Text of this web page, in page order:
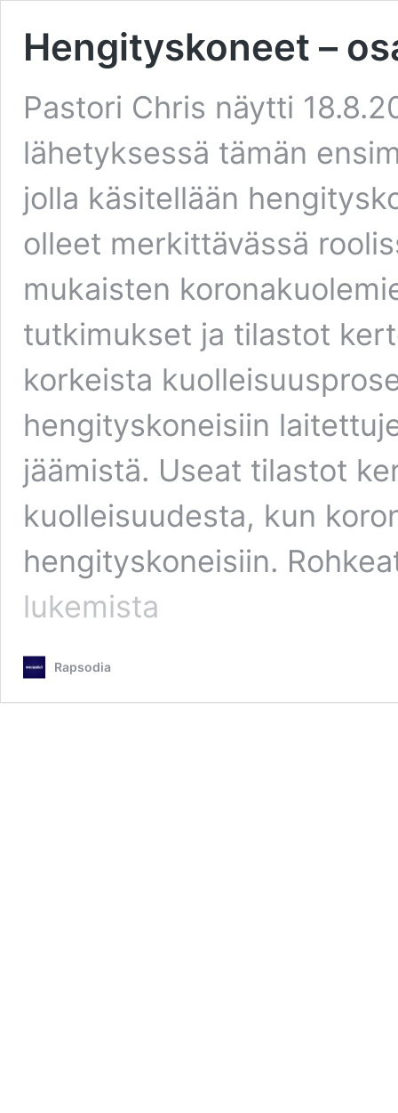
Hengityskoneet –
Pastori Chris näytti
lähetyksessä tämän
jolla käsitellään
olleet merkittävässä
mukaisten
tutkimukset ja tilastot
korkeista
hengityskoneisiin
jäämistä. Useat tilastot
kuolleisuudesta, kun
hengityskoneisiin.
lukemista
Rapsodia